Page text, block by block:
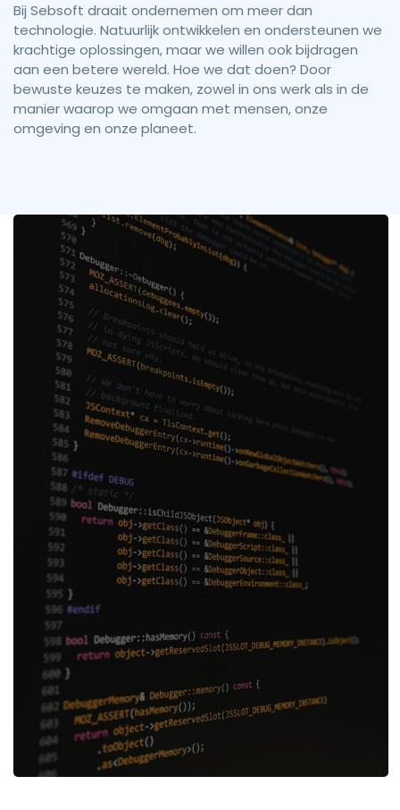
Bij Sebsoft draait ondernemen om meer dan
technologie. Natuurlijk ontwikkelen en ondersteunen we
krachtige oplossingen, maar we willen ook bijdragen
aan een betere wereld. Hoe we dat doen? Door
bewuste keuzes te maken, zowel in ons werk als in de
manier waarop we omgaan met mensen, onze
omgeving en onze planeet.